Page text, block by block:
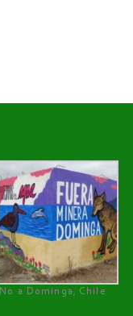
No a Dominga, Chile